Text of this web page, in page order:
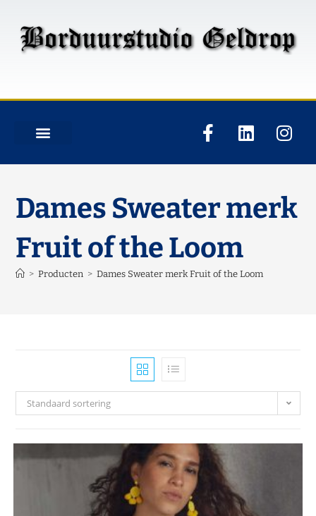
Dames Sweater merk
Fruit of the Loom
> Producten > Dames Sweater merk Fruit of the Loom
Standaard sortering